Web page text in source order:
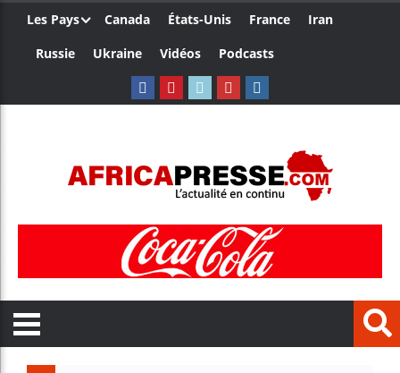
Les Pays Canada États-Unis France
Iran
Russie
Ukraine Vidéos Podcasts